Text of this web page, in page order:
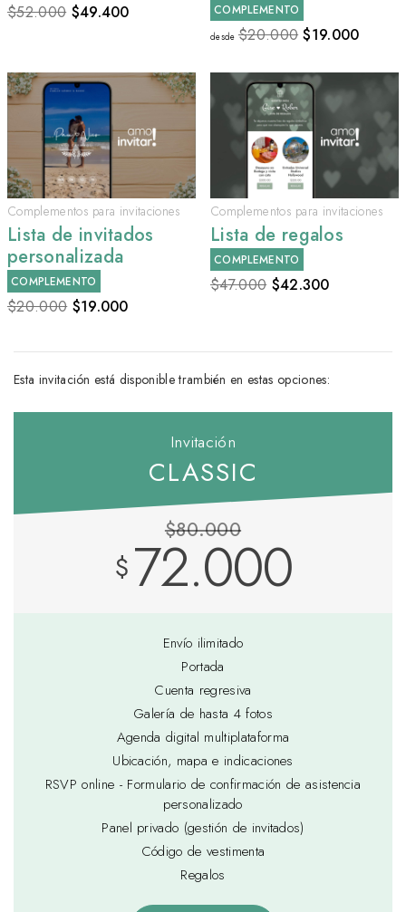
$52.000$49.400 COMPLEMENTO
desde $20.000$19.000
Complementos para invitaciones
Lista de invitados
personalizada
COMPLEMENTO
$20.000$19.000
Complementos para invitaciones
Lista de regalos
COMPLEMENTO
$47.000$42.300
Esta invitación está disponible trambién en estas opciones:
Invitación
CLASSIC
$80.000
$72.000
Envío ilimitado
Portada
Cuenta regresiva
Galería de hasta 4 fotos
Agenda digital multiplataforma
Ubicación, mapa e indicaciones
RSVP online - Formulario de confirmación de asistencia
personalizado
Panel privado (gestión de invitados)
Código de vestimenta
Regalos